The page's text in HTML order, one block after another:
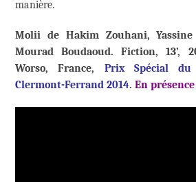
manière.
Molii de Hakim Zouhani, Yassine
Mourad Boudaoud. Fiction, 13’,
Worso, France, Prix Spécial
Clermont-Ferrand 2014. En